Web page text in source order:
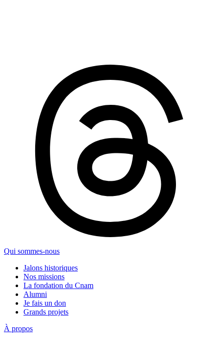
Qui sommes-nous
Jalons historiques
Nos missions
La fondation du Cnam
Alumni
Je fais un don
Grands projets
À propos